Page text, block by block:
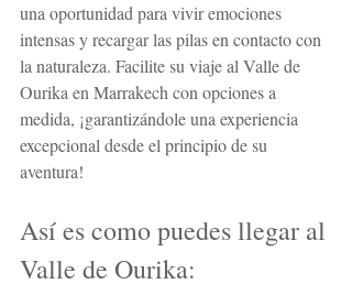
una oportunidad para vivir emociones
intensas y recargar las pilas en contacto con
la naturaleza. Facilite su viaje al Valle de
Ourika en Marrakech con opciones a
medida, ¡garantizándole una experiencia
excepcional desde el principio de su
aventura!
Así es como puedes llegar al
Valle de Ourika: